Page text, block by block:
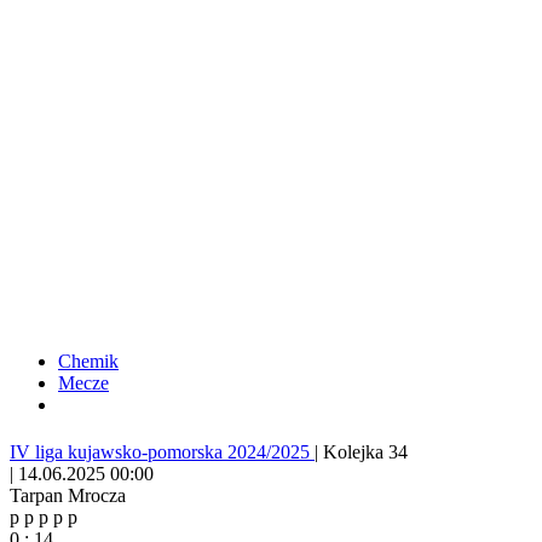
Chemik
Mecze
IV liga kujawsko-pomorska 2024/2025 | Kolejka 34
| 14.06.2025 00:00
Tarpan Mrocza
p p p p p